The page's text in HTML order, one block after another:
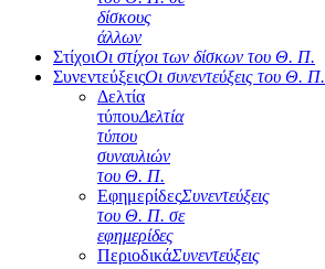
δίσκους
άλλων
ΣτίχοιΟι στίχοι των δίσκων του Θ. Π.
ΣυνεντεύξειςΟι συνεντεύξεις του Θ. Π.
Δελτία
τύπουΔελτία
τύπου
συναυλιών
του Θ. Π.
ΕφημερίδεςΣυνεντεύξεις
του Θ. Π. σε
εφημερίδες
ΠεριοδικάΣυνεντεύξεις